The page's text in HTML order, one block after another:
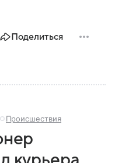
министерство, как
ведомство
Поделиться
Происшествия